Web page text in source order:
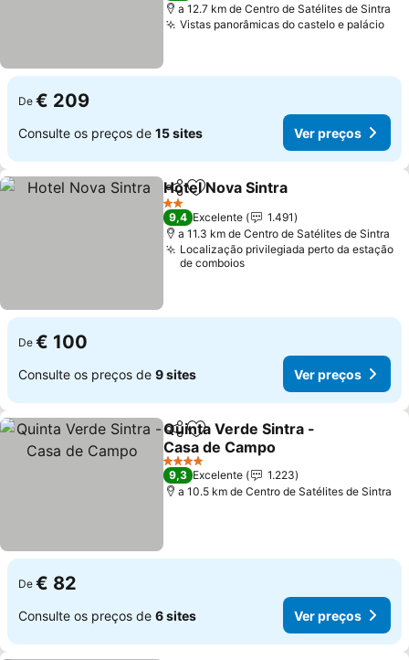
a 12.7 km de Centro de Satélites de Sintra
Vistas panorâmicas do castelo e palácio
De € 209
Consulte os preços de 15 sites Ver preços
PartilharAdicionar aos favoritos
Hotel Nova Sintra
2 Estrelas
9,4 Excelente
1.491
a 11.3 km de Centro de Satélites de Sintra
Localização privilegiada perto da estação
de comboios
De € 100
Consulte os preços de 9 sites Ver preços
PartilharAdicionar aos favoritos
Quinta Verde Sintra -
Casa de Campo
4 Estrelas
9,3 Excelente
1.223
a 10.5 km de Centro de Satélites de Sintra
De € 82
Consulte os preços de 6 sites Ver preços